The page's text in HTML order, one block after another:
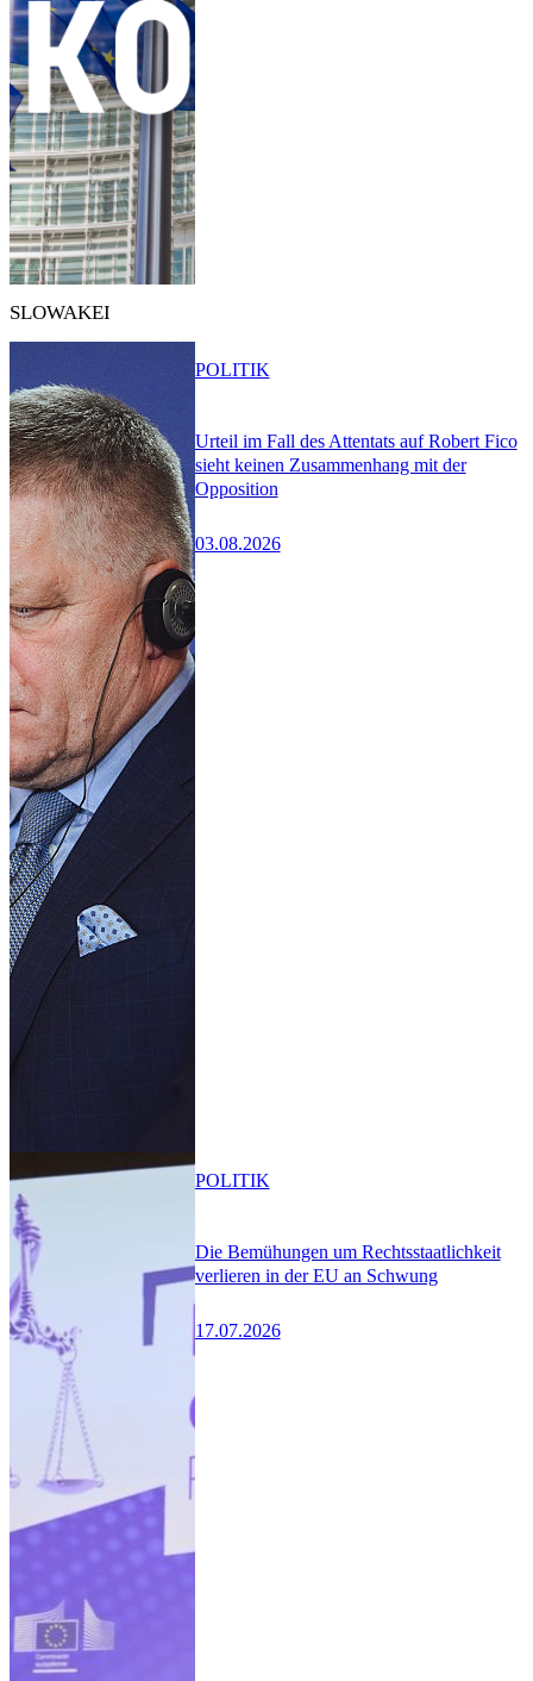
SLOWAKEI
Urteil im Fall des Attentats auf Robert Fico
sieht keinen Zusammenhang mit der
Opposition
03.08.2026
POLITIK
Die Bemühungen um Rechtsstaatlichkeit
verlieren in der EU an Schwung
17.07.2026
POLITIK